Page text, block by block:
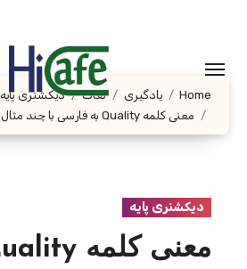
content
Home یادگیری لغات
دیکشنری پایه
معنی کلمه Quality به فارسی با چند مثال
دیکشنری پایه